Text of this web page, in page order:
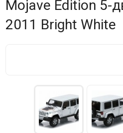
Mojave Edition 5-
2011 Bright White